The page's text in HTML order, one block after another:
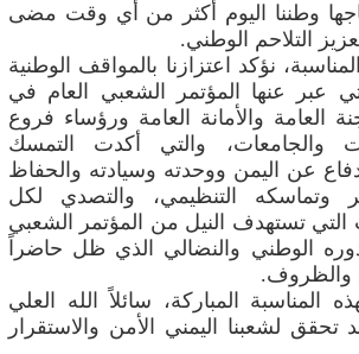
وطننا اليوم أكثر من أي وقت مضى
التلاحم الوطني.
نؤكد اعتزازنا بالمواقف الوطنية
التي عبر عنها المؤتمر الشعبي العام في
العامة والأمانة العامة ورؤساء فروع
والجامعات، والتي أكدت التمسك
عن اليمن ووحدته وسيادته والحفاظ
وتماسكه التنظيمي، والتصدي لكل
التي تستهدف النيل من المؤتمر الشعبي
الوطني والنضالي الذي ظل حاضراً
والظروف.
المناسبة المباركة، سائلاً الله العلي
تحقق لشعبنا اليمني الأمن والاستقرار